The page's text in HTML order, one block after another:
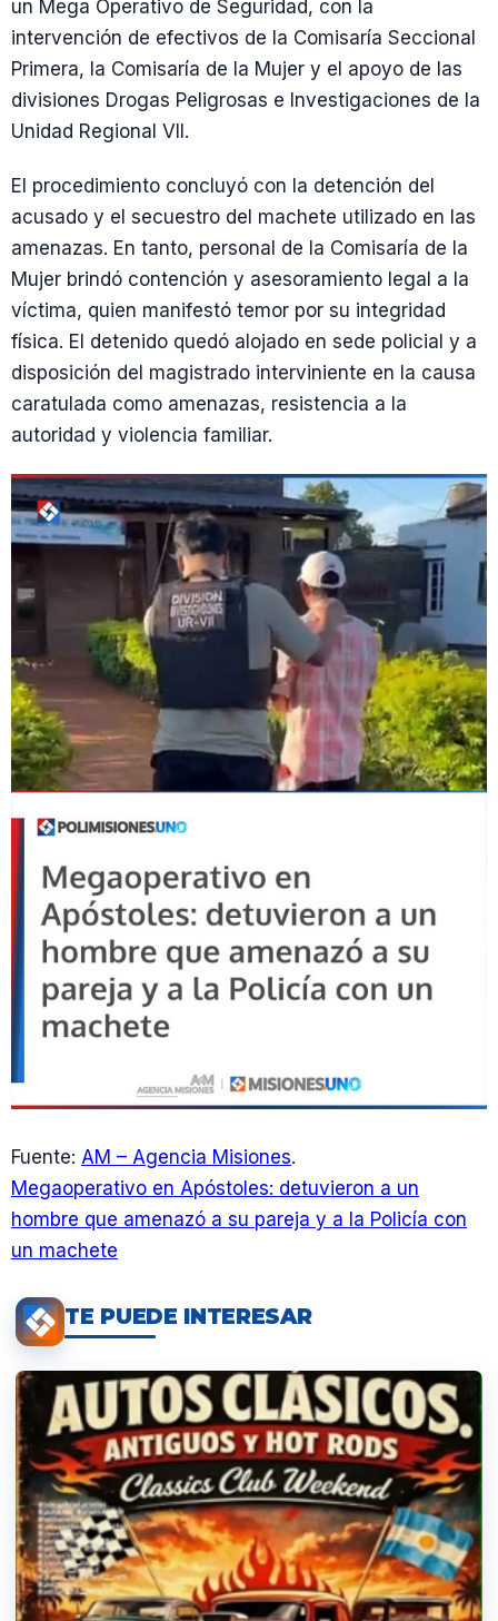
un Mega Operativo de Seguridad, con la
intervención de efectivos de la Comisaría Seccional
Primera, la Comisaría de la Mujer y el apoyo de las
divisiones Drogas Peligrosas e Investigaciones de la
Unidad Regional VII.
El procedimiento concluyó con la detención del
acusado y el secuestro del machete utilizado en las
amenazas. En tanto, personal de la Comisaría de la
Mujer brindó contención y asesoramiento legal a la
víctima, quien manifestó temor por su integridad
física. El detenido quedó alojado en sede policial y a
disposición del magistrado interviniente en la causa
caratulada como amenazas, resistencia a la
autoridad y violencia familiar.
Fuente: AM – Agencia Misiones.
Megaoperativo en Apóstoles: detuvieron a un
hombre que amenazó a su pareja y a la Policía con
un machete
TE PUEDE INTERESAR